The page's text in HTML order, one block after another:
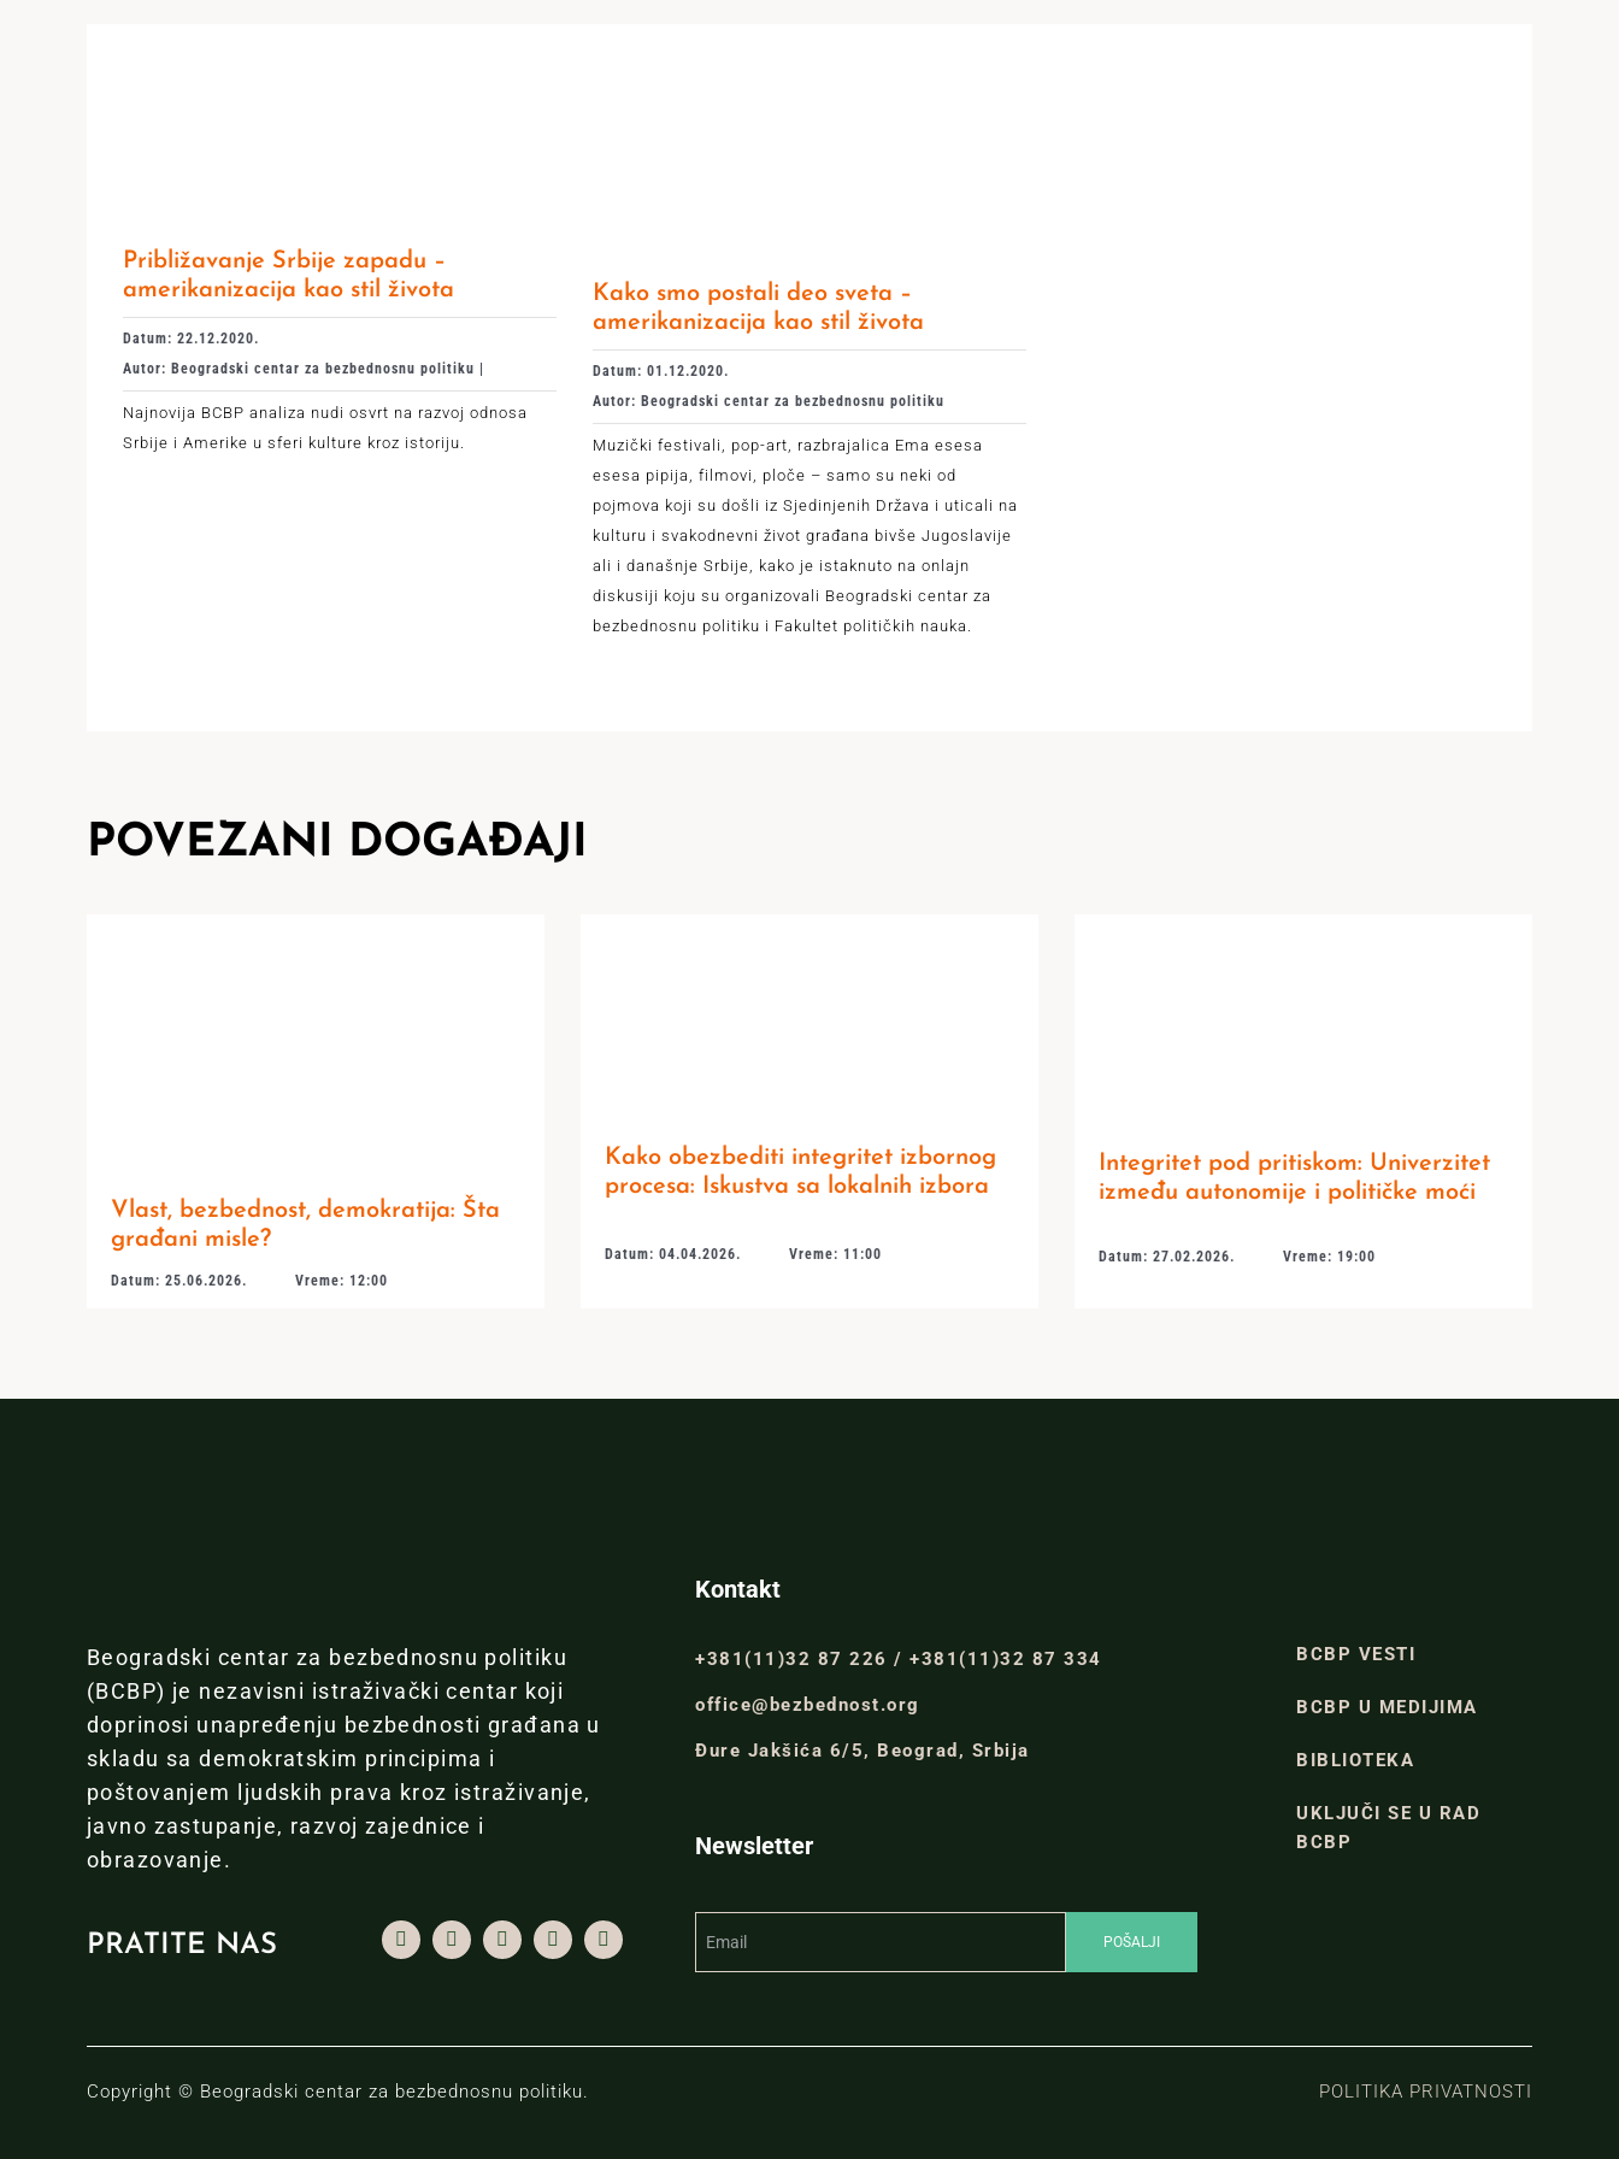
Približavanje Srbije zapadu –
amerikanizacija kao stil života
Datum: 22.12.2020.
Autor: Beogradski centar za bezbednosnu politiku |
Najnovija BCBP analiza nudi osvrt na razvoj odnosa
Srbije i Amerike u sferi kulture kroz istoriju.
Kako smo postali deo sveta –
amerikanizacija kao stil života
Datum: 01.12.2020.
Autor: Beogradski centar za bezbednosnu politiku
Muzički festivali, pop-art, razbrajalica Ema esesa
esesa pipija, filmovi, ploče – samo su neki od
pojmova koji su došli iz Sjedinjenih Država i uticali na
kulturu i svakodnevni život građana bivše Jugoslavije
ali i današnje Srbije, kako je istaknuto na onlajn
diskusiji koju su organizovali Beogradski centar za
bezbednosnu politiku i Fakultet političkih nauka.
POVEZANI DOGAĐAJI
Vlast, bezbednost, demokratija: Šta
građani misle?
Datum: 25.06.2026. Vreme: 12:00
Kako obezbediti integritet izbornog
procesa: Iskustva sa lokalnih izbora
Datum: 04.04.2026. Vreme: 11:00
Integritet pod pritiskom: Univerzitet
između autonomije i političke moći
Datum: 27.02.2026. Vreme: 19:00
Beogradski centar za bezbednosnu politiku
(BCBP) je nezavisni istraživački centar koji
doprinosi unapređenju bezbednosti građana u
skladu sa demokratskim principima i
poštovanjem ljudskih prava kroz istraživanje,
javno zastupanje, razvoj zajednice i
obrazovanje.
PRATITE NAS
Kontakt
+381(11)32 87 226 / +381(11)32 87 334
office@bezbednost.org
Đure Jakšića 6/5, Beograd, Srbija
Newsletter
BCBP VESTI
BCBP U MEDIJIMA
BIBLIOTEKA
UKLJUČI SE U RAD
BCBP
Copyright © Beogradski centar za bezbednosnu politiku. POLITIKA PRIVATNOSTI